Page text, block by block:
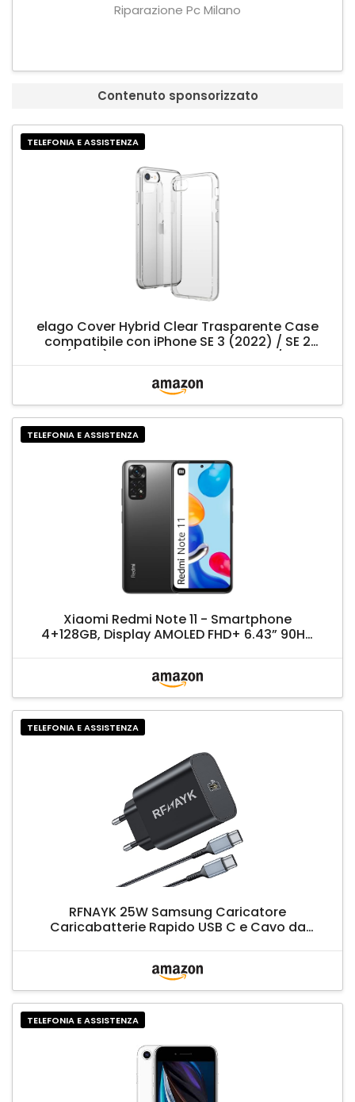
Riparazione Pc Milano
Contenuto sponsorizzato
TELEFONIA E ASSISTENZA
elago Cover Hybrid Clear Trasparente Case
compatibile con iPhone SE 3 (2022) / SE 2
(2020) compatibile con iPhone 8/7
Custodia, Anti Ingiallimento, PC + TPU,
Protezione Completa Corpo (Trasparente)
TELEFONIA E ASSISTENZA
Xiaomi Redmi Note 11 - Smartphone
4+128GB, Display AMOLED FHD+ 6.43” 90Hz,
50MP, 5000mAh, Graphite Grey (IT + 2 anni
garanzia) Alexa mani libere
TELEFONIA E ASSISTENZA
RFNAYK 25W Samsung Caricatore
Caricabatterie Rapido USB C e Cavo da
Rapida per Samsung S22/S22+/ULTRA/S21
FE/S21/S21+/ULTRA/S20+/Note20 Fold3/Z
Flip3 iPad Pro
TELEFONIA E ASSISTENZA